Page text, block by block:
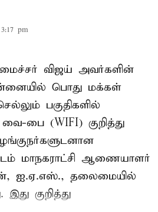
pm
விஜய் அவர்களின்
பொது மக்கள்
பகுதிகளில்
பை (WIFI) குறித்து
மாநகராட்சி ஆணையாளர்
ஐ.ஏ.எஸ்., தலைமையில்
குறித்து